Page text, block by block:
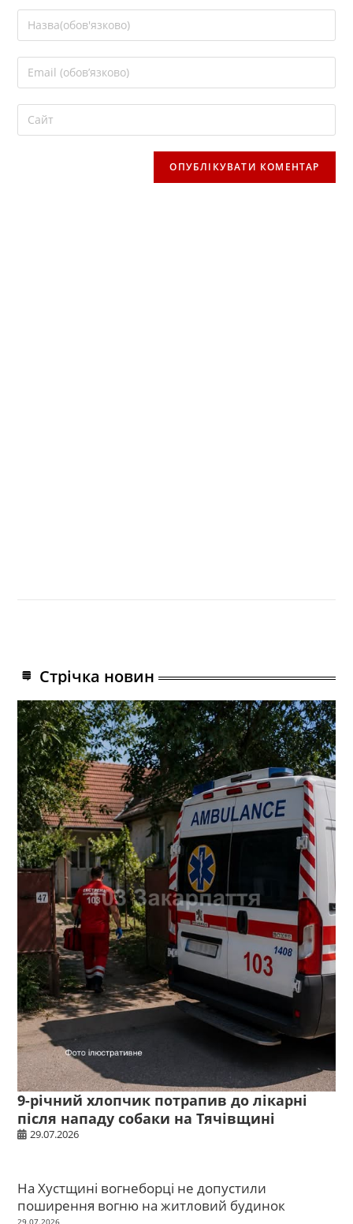
Стрічка новин
9-річний хлопчик потрапив до лікарні
після нападу собаки на Тячівщині
29.07.2026
На Хустщині вогнеборці не допустили
поширення вогню на житловий будинок
29.07.2026